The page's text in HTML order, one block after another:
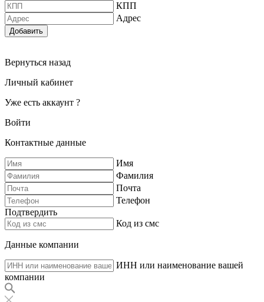
КПП
Адрес
Добавить
Вернуться назад
Личный кабинет
Уже есть аккаунт ?
Войти
Контактные данные
Имя
Фамилия
Почта
Телефон
Подтвердить
Код из смс
Данные компании
ИНН или наименование вашей
компании